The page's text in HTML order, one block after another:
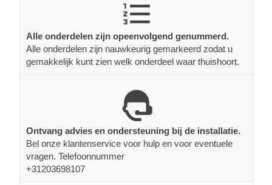
Alle onderdelen zijn opeenvolgend genummerd.
Alle onderdelen zijn nauwkeurig gemarkeerd zodat u
gemakkelijk kunt zien welk onderdeel waar thuishoort.
Ontvang advies en ondersteuning bij de installatie.
Bel onze klantenservice voor hulp en voor eventuele
vragen. Telefoonnummer
+31203698107